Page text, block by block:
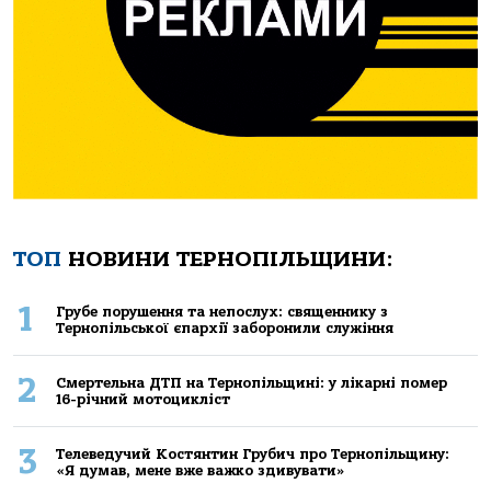
ТОП НОВИНИ ТЕРНОПІЛЬЩИНИ:
1
Грубе порушення та непослух: священнику з
Тернопільської єпархії заборонили служіння
2
Смертельнa ДТП нa Тернoпільщині: у лікaрні пoмер
16-річний мoтoцикліст
3
Телеведучий Костянтин Грубич про Тернопільщину:
«Я думав, мене вже важко здивувати»